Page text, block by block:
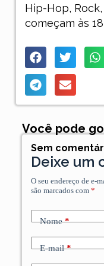
Hip-Hop,
começam às
Você pode
Sem
Deixe um
O seu endereço de e-
são marcados com *
Nome*
E-mail*